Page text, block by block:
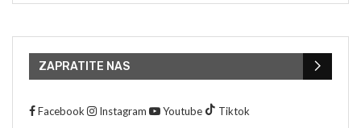
ZAPRATITE NAS
Facebook Instagram Youtube Tiktok